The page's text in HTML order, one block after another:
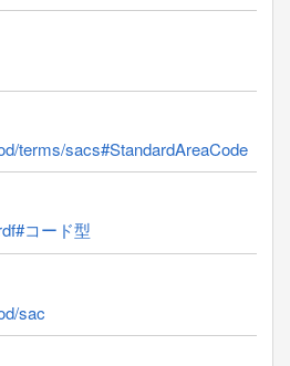
terms/sacs#StandardAreaCode
コード型
sac